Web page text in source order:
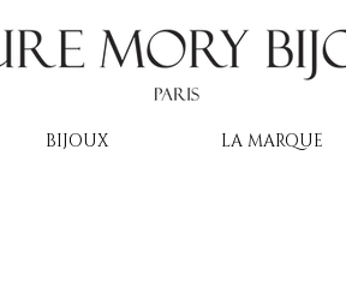
BIJOUX LA MARQUE